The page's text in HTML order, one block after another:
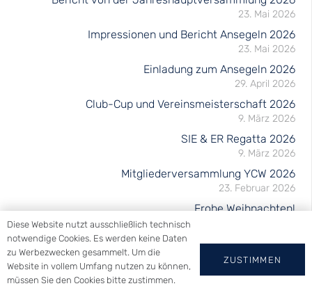
23. Mai 2026
Impressionen und Bericht Ansegeln 2026
23. Mai 2026
Einladung zum Ansegeln 2026
29. April 2026
Club-Cup und Vereinsmeisterschaft 2026
9. März 2026
SIE & ER Regatta 2026
9. März 2026
Mitgliederversammlung YCW 2026
23. Februar 2026
Frohe Weihnachten!
Diese Website nutzt ausschließlich technisch
notwendige Cookies. Es werden keine Daten
zu Werbezwecken gesammelt. Um die
Website in vollem Umfang nutzen zu können,
müssen Sie den Cookies bitte zustimmen.
ZUSTIMMEN